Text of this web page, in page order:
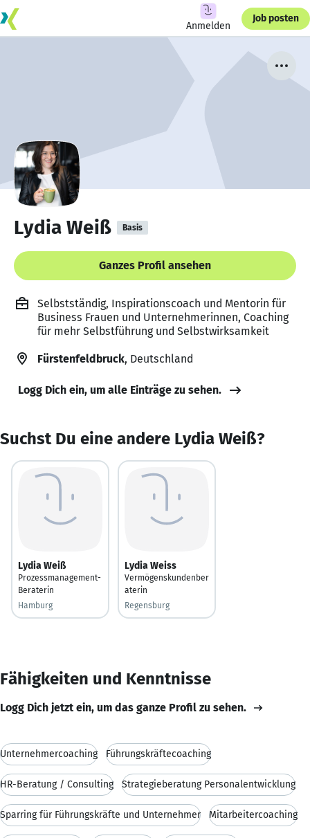
Anmelden
Job posten
Lydia Weiß Basis
Ganzes Profil ansehen
Selbstständig, Inspirationscoach und Mentorin für
Business Frauen und Unternehmerinnen, Coaching
für mehr Selbstführung und Selbstwirksamkeit
Fürstenfeldbruck, Deutschland
Logg Dich ein, um alle Einträge zu sehen.
Suchst Du eine andere Lydia Weiß?
Lydia Weiß
Prozessmanagement-
Beraterin
Hamburg
Lydia Weiss
Vermögenskundenber
aterin
Regensburg
Fähigkeiten und Kenntnisse
Logg Dich jetzt ein, um das ganze Profil zu sehen.
Unternehmercoaching Führungskräftecoaching
HR-Beratung / Consulting Strategieberatung Personalentwicklung
Sparring für Führungskräfte und Unternehmer Mitarbeitercoaching